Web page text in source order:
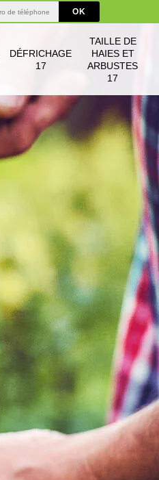
DÉFRICHAGE
17
TAILLE DE
HAIES ET
ARBUSTES
17